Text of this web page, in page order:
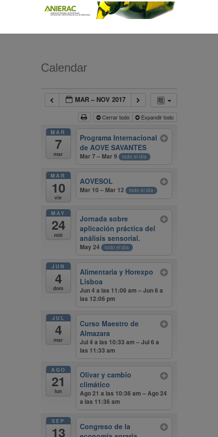
Calendar
MAR – NOV 2017
Cerrar todo Expandir todo
MAR
7
mar
Programa Internacional
de AOVE SAVANTES
Mar 7 – Mar 9 todo el día
MAR
10
vie
AOVESOL
Mar 10 – Mar 12 todo el día
MAY
24
mié
Jornada sobre
aplicación práctica del
análisis sensorial.
May 24 todo el día
JUN
4
dom
Alimentaria y Horexpo
Lisboa
Jun 4 a las 11:06 am – Jun 6 a
las 12:06 pm
JUL
4
mar
Curso Maestro de
Almazara
Jul 4 a las 10:33 am – Jul 6 a
las 11:33 am
AGO
21
lun
Olivar y cambio
climático
Ago 21 a las 10:36 am – Ago 24
a las 11:36 am
SEP
13
Congreso de la